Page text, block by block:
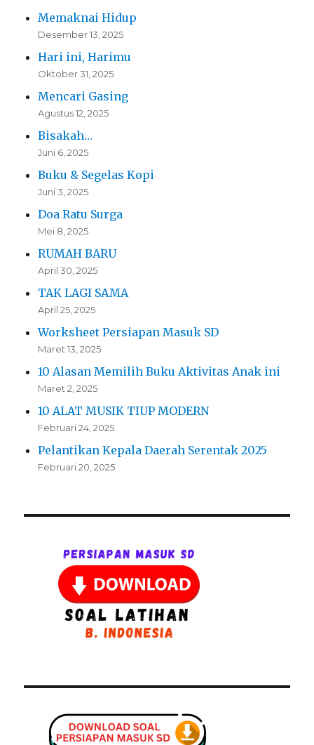
Memaknai Hidup
Desember 13, 2025
Hari ini, Harimu
Oktober 31, 2025
Mencari Gasing
Agustus 12, 2025
Bisakah…
Juni 6, 2025
Buku & Segelas Kopi
Juni 3, 2025
Doa Ratu Surga
Mei 8, 2025
RUMAH BARU
April 30, 2025
TAK LAGI SAMA
April 25, 2025
Worksheet Persiapan Masuk SD
Maret 13, 2025
10 Alasan Memilih Buku Aktivitas Anak ini
Maret 2, 2025
10 ALAT MUSIK TIUP MODERN
Februari 24, 2025
Pelantikan Kepala Daerah Serentak 2025
Februari 20, 2025